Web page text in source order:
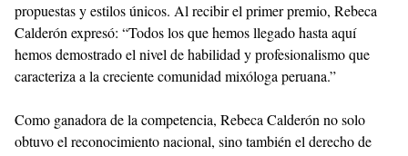
propuestas y estilos únicos. Al recibir el primer premio, Rebeca
Calderón expresó: “Todos los que hemos llegado hasta aquí
hemos demostrado el nivel de habilidad y profesionalismo que
caracteriza a la creciente comunidad mixóloga peruana.”
Como ganadora de la competencia, Rebeca Calderón no solo
obtuvo el reconocimiento nacional, sino también el derecho de